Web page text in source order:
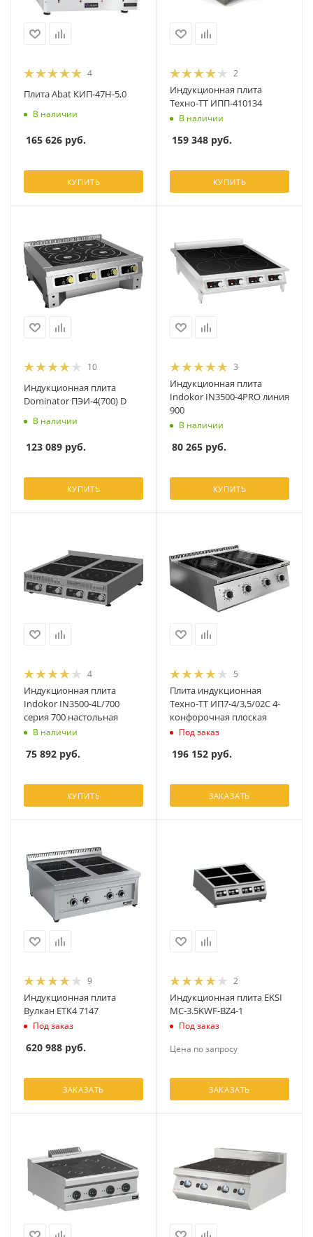
4
Плита Abat КИП-47Н-5,0
В наличии
165 626 руб.
КУПИТЬ
2
Индукционная плита
Техно-ТТ ИПП-410134
В наличии
159 348 руб.
КУПИТЬ
10
Индукционная плита
Dominator ПЭИ-4(700) D
В наличии
123 089 руб.
КУПИТЬ
3
Индукционная плита
Indokor IN3500-4PRO линия
900
В наличии
80 265 руб.
КУПИТЬ
4
Индукционная плита
Indokor IN3500-4L/700
серия 700 настольная
В наличии
75 892 руб.
КУПИТЬ
5
Плита индукционная
Техно-ТТ ИП7-4/3,5/02С 4-
конфорочная плоская
Под заказ
196 152 руб.
ЗАКАЗАТЬ
9
Индукционная плита
Вулкан ETK4 7147
Под заказ
620 988 руб.
ЗАКАЗАТЬ
2
Индукционная плита EKSI
MC-3.5KWF-BZ4-1
Под заказ
Цена по запросу
ЗАКАЗАТЬ